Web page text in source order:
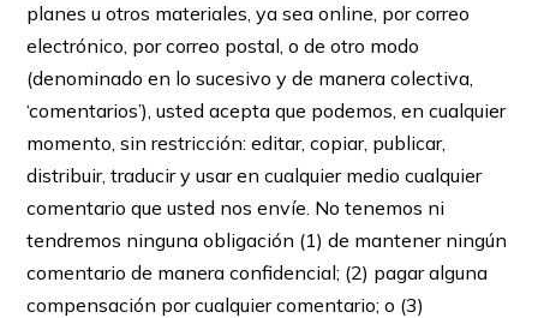
planes u otros materiales, ya sea online, por correo
electrónico, por correo postal, o de otro modo
(denominado en lo sucesivo y de manera colectiva,
‘comentarios’), usted acepta que podemos, en cualquier
momento, sin restricción: editar, copiar, publicar,
distribuir, traducir y usar en cualquier medio cualquier
comentario que usted nos envíe. No tenemos ni
tendremos ninguna obligación (1) de mantener ningún
comentario de manera confidencial; (2) pagar alguna
compensación por cualquier comentario; o (3)